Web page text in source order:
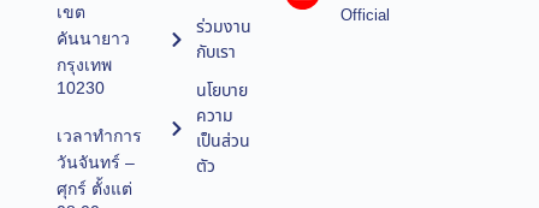
เขต
คันนายาว
กรุงเทพ
10230
เวลาทำการ
วันจันทร์ –
ศุกร์ ตั้งแต่
ร่วมงาน
กับเรา
นโยบาย
ความ
เป็นส่วน
ตัว
Official